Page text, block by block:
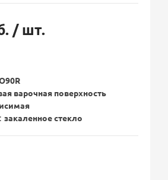
/ шт.
варочная поверхность
закаленное стекло